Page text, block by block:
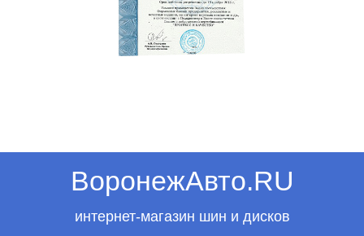
ВоронежАвто.RU
интернет-магазин шин и дисков